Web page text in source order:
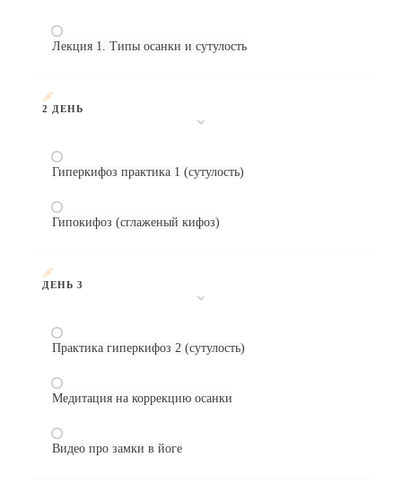
Лекция 1. Типы осанки и сутулость
2 ДЕНЬ
Гиперкифоз практика 1 (сутулость)
Гипокифоз (сглаженый кифоз)
ДЕНЬ 3
Практика гиперкифоз 2 (сутулость)
Медитация на коррекцию осанки
Видео про замки в йоге